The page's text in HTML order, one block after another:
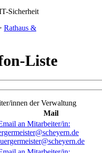
Rathaus &
Liste
innen der Verwaltung
Mail